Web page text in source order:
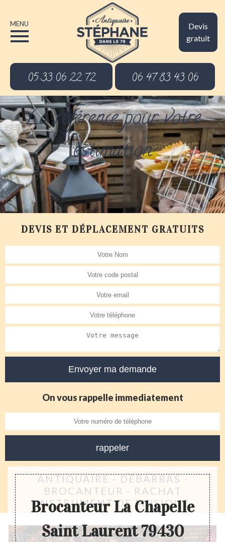
Devis
gratuit
MENU
05 33 06 22 72 06 47 83 43 06
La référence pour votre
estimation
DEVIS ET DÉPLACEMENT GRATUITS
On vous rappelle immediatement
ANTIQUAIRE - DÉBARRAS -
BROCANTEUR - RACHAT
INSTRUMENT DE MUSIQUE
Brocanteur La Chapelle
Saint Laurent 79430